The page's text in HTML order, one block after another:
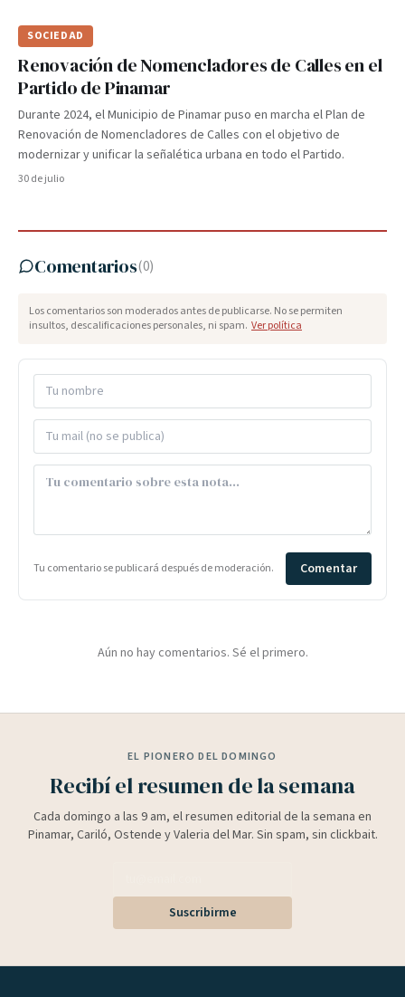
SOCIEDAD
Renovación de Nomencladores de Calles en el
Partido de Pinamar
Durante 2024, el Municipio de Pinamar puso en marcha el Plan de
Renovación de Nomencladores de Calles con el objetivo de
modernizar y unificar la señalética urbana en todo el Partido.
30 de julio
Comentarios(0)
Los comentarios son moderados antes de publicarse. No se permiten
insultos, descalificaciones personales, ni spam. Ver política
Tu comentario se publicará después de moderación. Comentar
Aún no hay comentarios. Sé el primero.
EL PIONERO DEL DOMINGO
Recibí el resumen de la semana
Cada domingo a las 9 am, el resumen editorial de la semana en
Pinamar, Cariló, Ostende y Valeria del Mar. Sin spam, sin clickbait.
Suscribirme